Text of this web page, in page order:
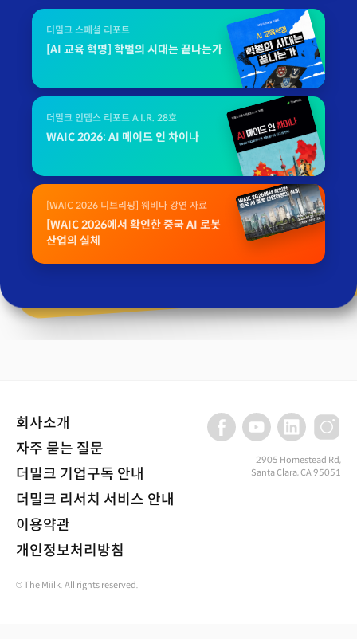
더밀크 스페셜 리포트
[AI 교육 혁명] 학벌의 시대는 끝나는가
더밀크 인뎁스 리포트 A.I.R. 28호
WAIC 2026: AI 메이드 인 차이나
[WAIC 2026 디브리핑] 웨비나 강연 자료
[WAIC 2026에서 확인한 중국 AI 로봇
산업의 실체
회사소개
자주 묻는 질문
더밀크 기업구독 안내
더밀크 리서치 서비스 안내
이용약관
개인정보처리방침
2905 Homestead Rd,
Santa Clara, CA 95051
© The Miilk. All rights reserved.